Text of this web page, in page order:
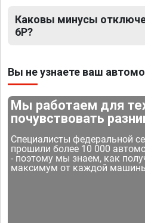
Каковы минусы
6P?
Вы не узнаете ваш
Мы работаем для
почувствовать
Специалисты федеральной
прошили более 10 000
- поэтому мы знаем, как
максимум от каждой